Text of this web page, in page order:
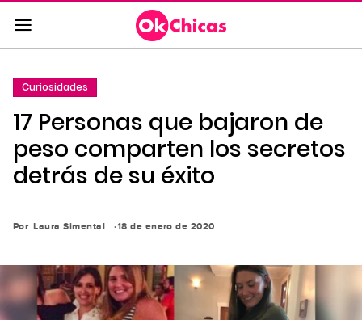
Saltar
al
contenido
la
navegación
principal
Curiosidades
17 Personas que bajaron de
peso comparten los secretos
detrás de su éxito
Por Laura Simental 18 de enero de 2020